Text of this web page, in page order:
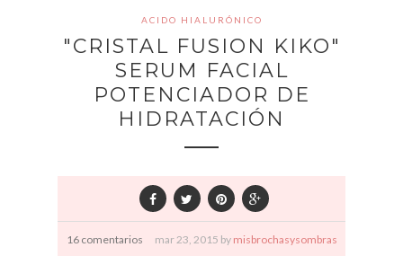
ACIDO HIALURÓNICO
"CRISTAL FUSION KIKO"
SERUM FACIAL
POTENCIADOR DE
HIDRATACIÓN
16 comentarios mar23, 2015 by misbrochasysombras